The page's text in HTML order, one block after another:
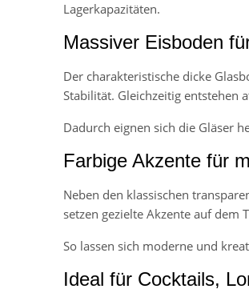
Lagerkapazitäten.
Massiver Eisboden
Der charakteristische dicke
Stabilität. Gleichzeitig entstehen
Dadurch eignen sich die Gläser
Farbige Akzente für
Neben den klassischen
setzen gezielte Akzente auf dem
So lassen sich moderne und
Ideal für Cocktails,